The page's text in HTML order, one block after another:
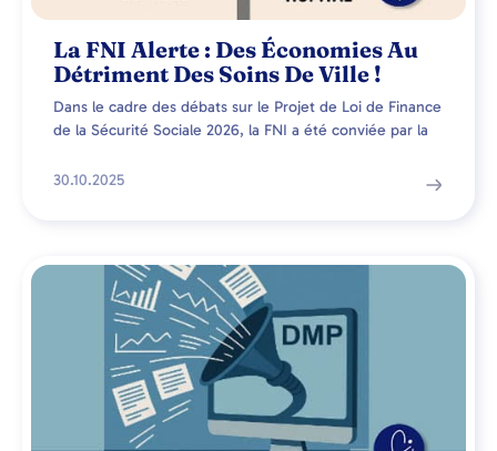
La FNI Alerte : Des Économies Au
Détriment Des Soins De Ville !
Dans le cadre des débats sur le Projet de Loi de Finance
de la Sécurité Sociale 2026, la FNI a été conviée par la
30.10.2025